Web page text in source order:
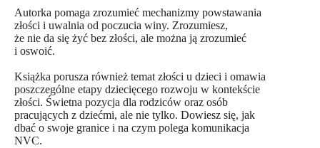
Autorka pomaga zrozumieć mechanizmy powstawania
złości i uwalnia od poczucia winy. Zrozumiesz,
że nie da się żyć bez złości, ale można ją zrozumieć
i oswoić.
Książka porusza również temat złości u dzieci i omawia
poszczególne etapy dziecięcego rozwoju w kontekście
złości. Świetna pozycja dla rodziców oraz osób
pracujących z dziećmi, ale nie tylko. Dowiesz się, jak
dbać o swoje granice i na czym polega komunikacja
NVC.